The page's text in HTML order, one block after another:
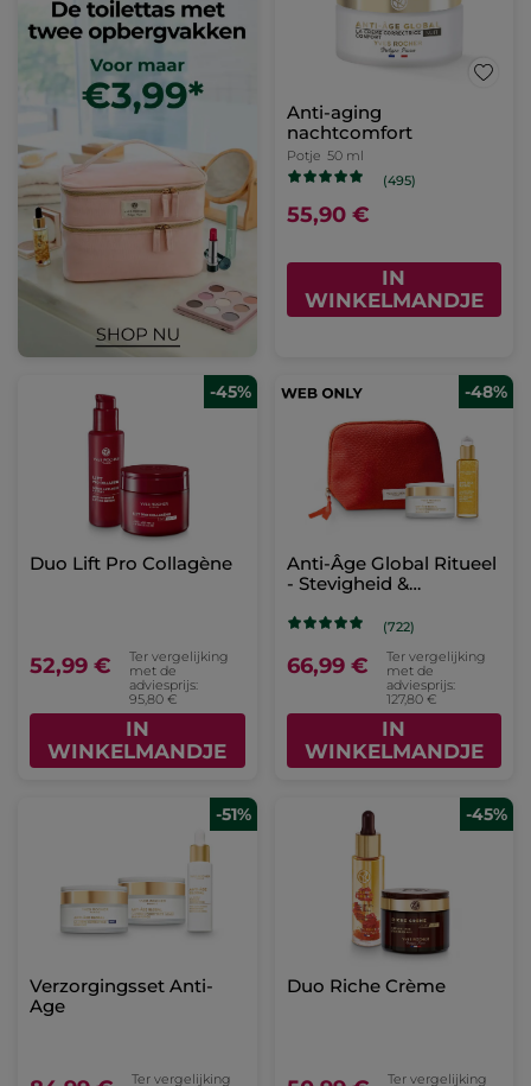
Anti-aging
nachtcomfort
Potje 50 ml
(495)
55,90 €
IN
WINKELMANDJE
-45%
Duo Lift Pro Collagène
52,99 €
Ter vergelijking
met de
adviesprijs:
95,80 €
IN
WINKELMANDJE
-48%
Anti-Âge Global Ritueel
- Stevigheid &
(722)
66,99 €
Ter vergelijking
met de
adviesprijs:
127,80 €
IN
WINKELMANDJE
-51%
Verzorgingsset Anti-
Age
Ter vergelijking
-45%
Duo Riche Crème
Ter vergelijking